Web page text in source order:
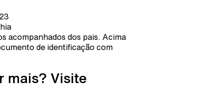
acompanhados dos pais. Acima
de identificação com
mais? Visite